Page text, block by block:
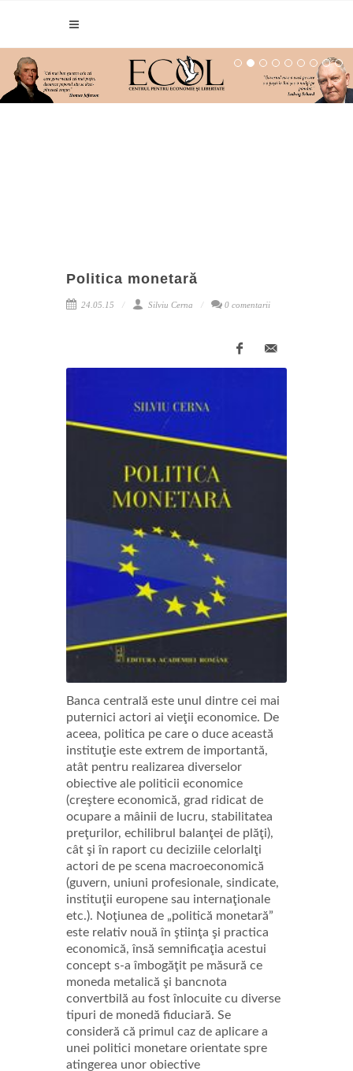
Politica monetară
24.05.15 Silviu Cerna 0 comentarii
Banca centrală este unul dintre cei mai
puternici actori ai vieţii economice. De
aceea, politica pe care o duce această
instituţie este extrem de importantă,
atât pentru realizarea diverselor
obiective ale politicii economice
(creştere economică, grad ridicat de
ocupare a mâinii de lucru, stabilitatea
preţurilor, echilibrul balanţei de plăţi),
cât şi în raport cu deciziile celorlalţi
actori de pe scena macroeconomică
(guvern, uniuni profesionale, sindicate,
instituţii europene sau internaţionale
etc.). Noţiunea de „politică monetară”
este relativ nouă în ştiinţa şi practica
economică, însă semnificaţia acestui
concept s-a îmbogăţit pe măsură ce
moneda metalică şi bancnota
convertbilă au fost înlocuite cu diverse
tipuri de monedă fiduciară. Se
consideră că primul caz de aplicare a
unei politici monetare orientate spre
atingerea unor obiective